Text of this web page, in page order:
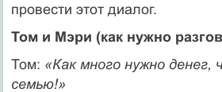
провести этот диалог.
Том и Мэри (как нужно
Том: «Как много нужно денег,
семью!»